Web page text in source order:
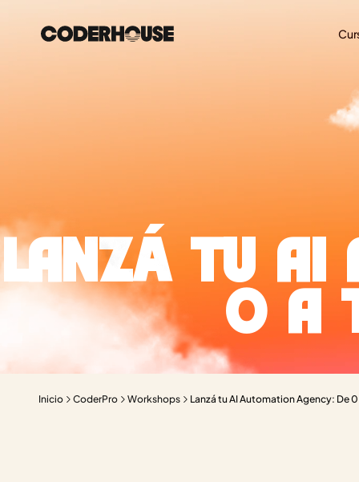
LANZÁ TU AI
0 A
Inicio CoderPro Workshops Lanzá tu AI Automation Agency: De